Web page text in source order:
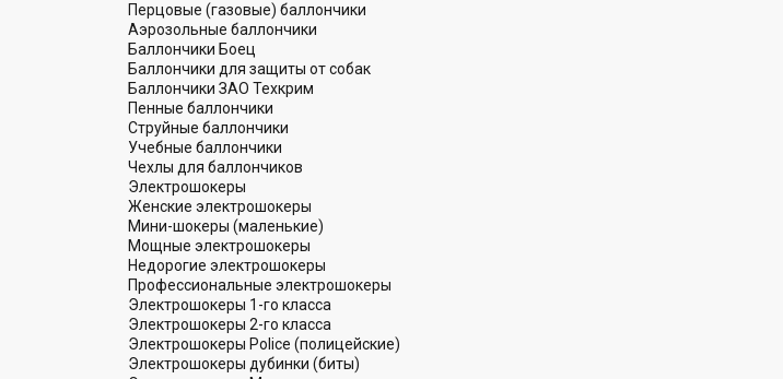
Перцовые (газовые) баллончики
Аэрозольные баллончики
Баллончики Боец
Баллончики для защиты от собак
Баллончики ЗАО Техкрим
Пенные баллончики
Струйные баллончики
Учебные баллончики
Чехлы для баллончиков
Электрошокеры
Женские электрошокеры
Мини-шокеры (маленькие)
Мощные электрошокеры
Недорогие электрошокеры
Профессиональные электрошокеры
Электрошокеры 1-го класса
Электрошокеры 2-го класса
Электрошокеры Police (полицейские)
Электрошокеры дубинки (биты)